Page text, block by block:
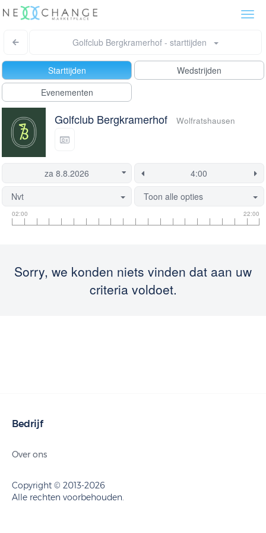
Golfclub Bergkramerhof - starttijden
Starttijden
Wedstrijden
Evenementen
Golfclub Bergkramerhof Wolfratshausen
Nvt
Toon alle opties
Tee
Flight
informatie
Deze02:00 22:00
Sorry, we konden niets vinden dat aan uw
criteria voldoet.
Bedrijf
Over ons
Copyright © 2013-2026
Alle rechten voorbehouden.